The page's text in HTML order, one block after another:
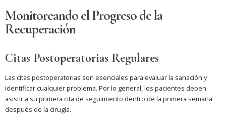
Monitoreando el Progreso de la
Recuperación
Citas Postoperatorias Regulares
Las citas postoperatorias son esenciales para evaluar la sanación y
identificar cualquier problema. Por lo general, los pacientes deben
asistir a su primera cita de seguimiento dentro de la primera semana
después de la cirugía.